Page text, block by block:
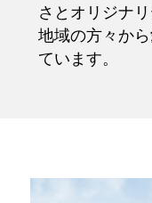
さとオリジナ
地域の方々か
ています。